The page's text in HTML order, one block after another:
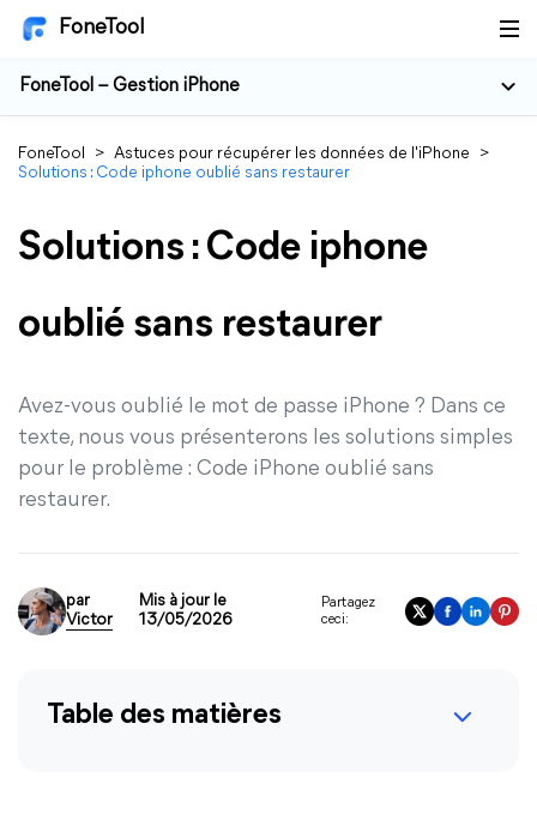
FoneTool
FoneTool – Gestion iPhone
FoneTool > Astuces pour récupérer les données de l'iPhone
>
Solutions : Code iphone oublié sans restaurer
Solutions : Code iphone
oublié sans restaurer
Avez-vous oublié le mot de passe iPhone ? Dans ce
texte, nous vous présenterons les solutions simples
pour le problème : Code iPhone oublié sans
restaurer.
par
Victor
Mis à jour le
13/05/2026
Partagez
ceci:
Table des matières